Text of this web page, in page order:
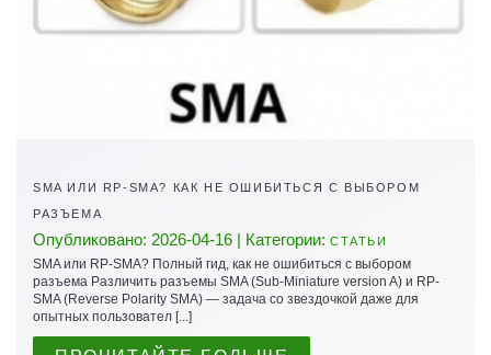
SMA ИЛИ RP-SMA? КАК НЕ ОШИБИТЬСЯ С ВЫБОРОМ
РАЗЪЕМА
Опубликовано: 2026-04-16 | Категории: СТАТЬИ
SMA или RP-SMA? Полный гид, как не ошибиться с выбором
разъема Различить разъемы SMA (Sub-Miniature version A) и RP-
SMA (Reverse Polarity SMA) — задача со звездочкой даже для
опытных пользовател [...]